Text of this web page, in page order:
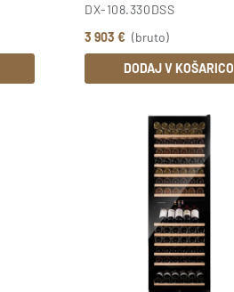
DX-108.330DSS
3 903 € (bruto)
DODAJ V KOŠARICO